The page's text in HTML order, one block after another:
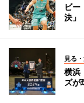
ビー
決」
見る
横浜
ズが